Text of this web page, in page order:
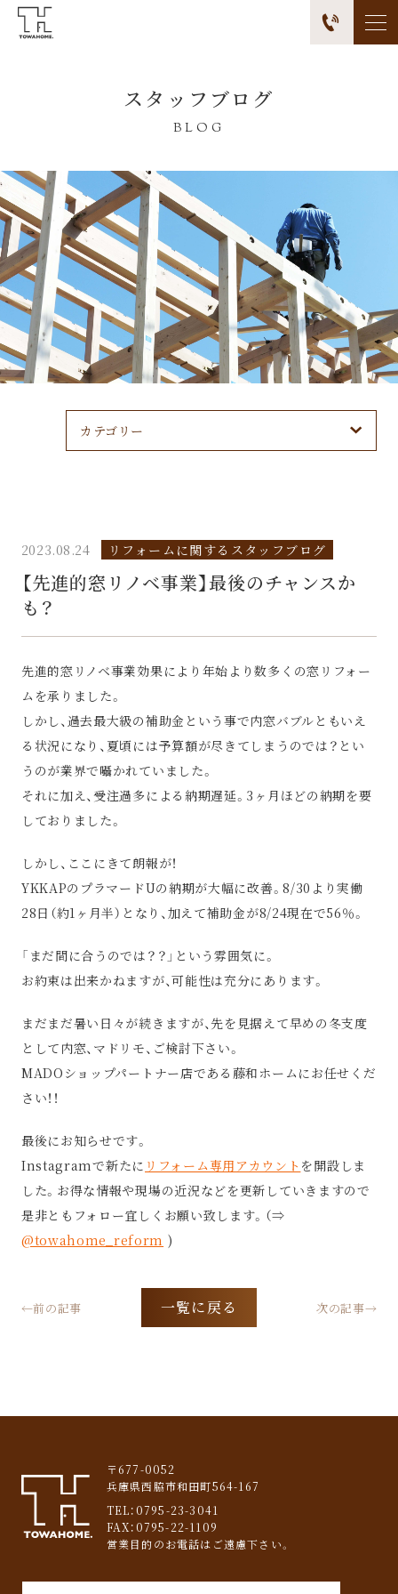
スタッフブログ
BLOG
カテゴリー
2023.08.24 リフォームに関するスタッフブログ
【先進的窓リノベ事業】最後のチャンスか
も？
先進的窓リノベ事業効果により年始より数多くの窓リフォー
ムを承りました。
しかし、過去最大級の補助金という事で内窓バブルともいえ
る状況になり、夏頃には予算額が尽きてしまうのでは？とい
うのが業界で囁かれていました。
それに加え、受注過多による納期遅延。3ヶ月ほどの納期を要
しておりました。
しかし、ここにきて朗報が！
YKKAPのプラマードUの納期が大幅に改善。8/30より実働
28日（約1ヶ月半）となり、加えて補助金が8/24現在で56％。
「まだ間に合うのでは？？」という雰囲気に。
お約束は出来かねますが、可能性は充分にあります。
まだまだ暑い日々が続きますが、先を見据えて早めの冬支度
として内窓、マドリモ、ご検討下さい。
MADOショップパートナー店である藤和ホームにお任せくだ
さい！！
最後にお知らせです。
Instagramで新たに リフォーム専用アカウント を開設しま
した。お得な情報や現場の近況などを更新していきますので
是非ともフォロー宜しくお願い致します。（⇒
@towahome_reform )
一覧に戻る
←前の記事 次の記事→
〒677-0052
兵庫県西脇市和田町564-167
TEL： 0795-23-3041
FAX：0795-22-1109
営業目的のお電話はご遠慮下さい。